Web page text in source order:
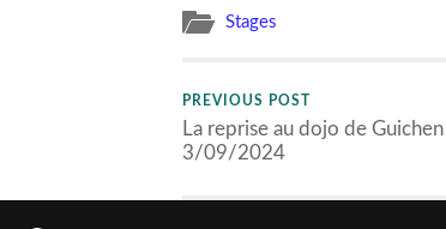
Stages
PREVIOUS POST
La reprise au dojo de
3/09/2024